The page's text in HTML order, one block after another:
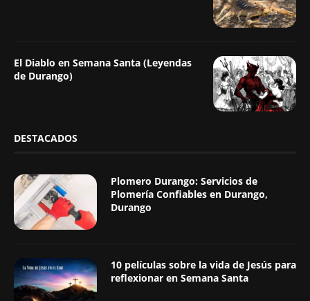
El Diablo en Semana Santa (Leyendas
de Durango)
DESTACADOS
Plomero Durango: Servicios de
Plomería Confiables en Durango,
Durango
10 películas sobre la vida de Jesús para
reflexionar en Semana Santa